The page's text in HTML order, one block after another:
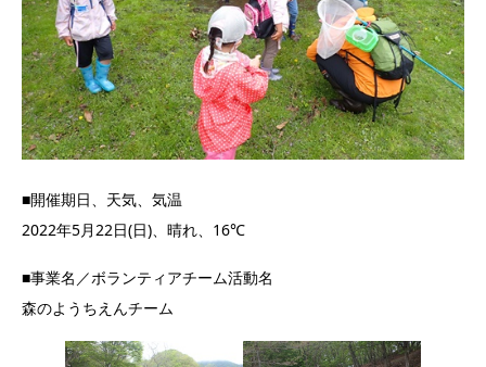
■開催期日、天気、気温
2022年5月22日(日)、晴れ、16℃
■事業名／ボランティアチーム活動名
森のようちえんチーム